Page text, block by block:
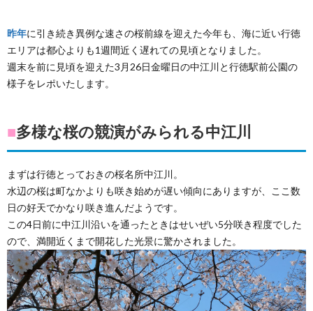
昨年に引き続き異例な速さの桜前線を迎えた今年も、海に近い行徳
エリアは都心よりも1週間近く遅れての見頃となりました。
週末を前に見頃を迎えた3月26日金曜日の中江川と行徳駅前公園の
様子をレポいたします。
■多様な桜の競演がみられる中江川
まずは行徳とっておきの桜名所中江川。
水辺の桜は町なかよりも咲き始めが遅い傾向にありますが、ここ数
日の好天でかなり咲き進んだようです。
この4日前に中江川沿いを通ったときはせいぜい5分咲き程度でした
ので、満開近くまで開花した光景に驚かされました。